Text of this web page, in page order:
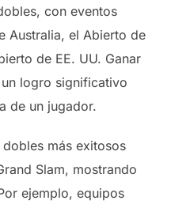
con eventos
Australia, el Abierto de
de EE. UU. Ganar
logro significativo
de un jugador.
más exitosos
Slam, mostrando
ejemplo, equipos